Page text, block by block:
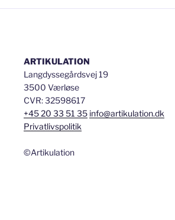
ARTIKULATION
Langdyssegårdsvej 19
3500 Værløse
CVR: 32598617
+45 20 33 51 35 info@artikulation.dk
Privatlivspolitik
©Artikulation